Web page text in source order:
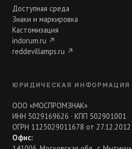
Доступная среда
Знаки и маркировка
Кастомизация
indorum.ru ↗
reddevillamps.ru ↗
ЮРИДИЧЕСКАЯ ИНФОРМАЦИЯ
ООО «МОСПРОМЗНАК»
ИНН 5029169626 · КПП 502901001
ОГРН 1125029011678 от 27.12.2012
Офис: